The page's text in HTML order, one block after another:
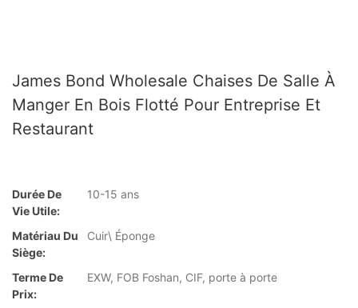
James Bond Wholesale Chaises De Salle À
Manger En Bois Flotté Pour Entreprise Et
Restaurant
Durée De
Vie Utile:
10-15 ans
Matériau Du
Siège:
Cuir\ Éponge
Terme De
Prix:
EXW, FOB Foshan, CIF, porte à porte